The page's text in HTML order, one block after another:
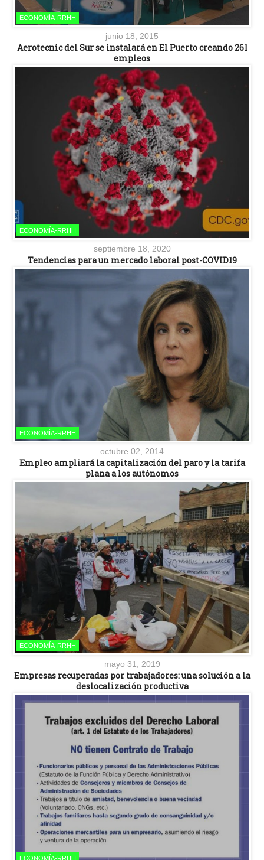
ECONOMÍA-RRHH
junio 18, 2015
Aerotecnic del Sur se instalará en El Puerto creando 261
empleos
ECONOMÍA-RRHH
septiembre 18, 2020
Tendencias para un mercado laboral post-COVID19
ECONOMÍA-RRHH
octubre 02, 2014
Empleo ampliará la capitalización del paro y la tarifa
plana a los autónomos
ECONOMÍA-RRHH
mayo 31, 2019
Empresas recuperadas por trabajadores: una solución a la
deslocalización productiva
ECONOMÍA-RRHH